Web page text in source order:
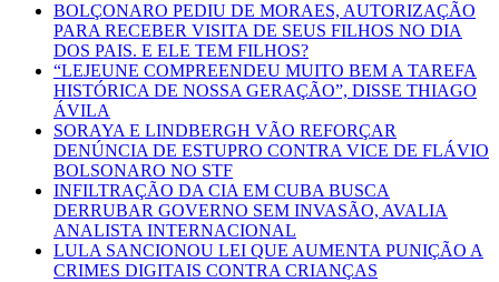
BOLÇONARO PEDIU DE MORAES, AUTORIZAÇÃO
PARA RECEBER VISITA DE SEUS FILHOS NO DIA
DOS PAIS. E ELE TEM FILHOS?
“LEJEUNE COMPREENDEU MUITO BEM A TAREFA
HISTÓRICA DE NOSSA GERAÇÃO”, DISSE THIAGO
ÁVILA
SORAYA E LINDBERGH VÃO REFORÇAR
DENÚNCIA DE ESTUPRO CONTRA VICE DE FLÁVIO
BOLSONARO NO STF
INFILTRAÇÃO DA CIA EM CUBA BUSCA
DERRUBAR GOVERNO SEM INVASÃO, AVALIA
ANALISTA INTERNACIONAL
LULA SANCIONOU LEI QUE AUMENTA PUNIÇÃO A
CRIMES DIGITAIS CONTRA CRIANÇAS